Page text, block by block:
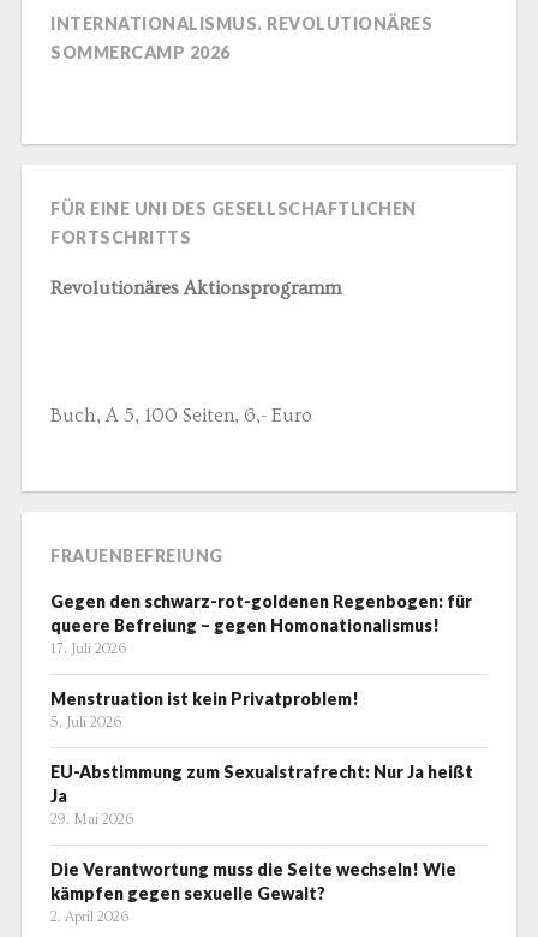
INTERNATIONALISMUS. REVOLUTIONÄRES
SOMMERCAMP 2026
FÜR EINE UNI DES GESELLSCHAFTLICHEN
FORTSCHRITTS
Revolutionäres Aktionsprogramm
Buch, A 5, 100 Seiten, 6,- Euro
FRAUENBEFREIUNG
Gegen den schwarz-rot-goldenen Regenbogen: für
queere Befreiung – gegen Homonationalismus!
17. Juli 2026
Menstruation ist kein Privatproblem!
5. Juli 2026
EU-Abstimmung zum Sexualstrafrecht: Nur Ja heißt
Ja
29. Mai 2026
Die Verantwortung muss die Seite wechseln! Wie
kämpfen gegen sexuelle Gewalt?
2. April 2026